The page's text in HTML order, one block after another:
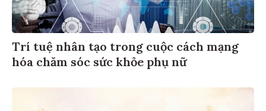
Trí tuệ nhân tạo trong cuộc cách mạng
hóa chăm sóc sức khỏe phụ nữ